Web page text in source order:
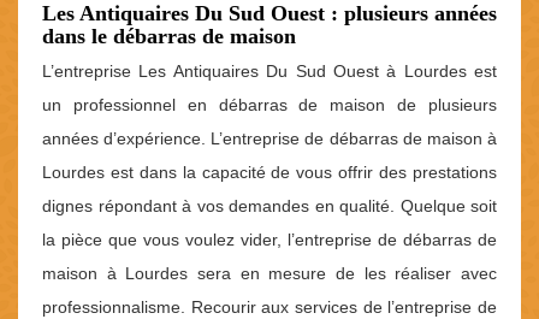
Les Antiquaires Du Sud Ouest : plusieurs années
dans le débarras de maison
L’entreprise Les Antiquaires Du Sud Ouest à Lourdes est
un professionnel en débarras de maison de plusieurs
années d’expérience. L’entreprise de débarras de maison à
Lourdes est dans la capacité de vous offrir des prestations
dignes répondant à vos demandes en qualité. Quelque soit
la pièce que vous voulez vider, l’entreprise de débarras de
maison à Lourdes sera en mesure de les réaliser avec
professionnalisme. Recourir aux services de l’entreprise de